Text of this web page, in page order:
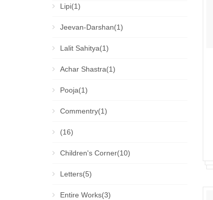
Lipi(1)
Jeevan-Darshan(1)
Lalit Sahitya(1)
Achar Shastra(1)
Pooja(1)
Commentry(1)
(16)
Children's Corner(10)
Letters(5)
Entire Works(3)